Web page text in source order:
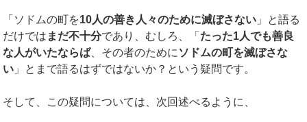
「ソドムの町を10人の善き人々のために滅ぼさない 」と語る
だけでは まだ不十分であり、むしろ、「 たった1人でも善良
な人がいたならば、その者のためにソドムの町を滅ぼさな
い 」とまで語るはずではないか？という疑問です。
そして、この疑問については、次回述べるように、